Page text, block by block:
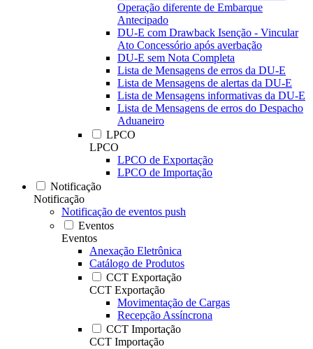
Operação diferente de Embarque
Antecipado
DU-E com Drawback Isenção - Vincular
Ato Concessório após averbação
DU-E sem Nota Completa
Lista de Mensagens de erros da DU-E
Lista de Mensagens de alertas da DU-E
Lista de Mensagens informativas da DU-E
Lista de Mensagens de erros do Despacho
Aduaneiro
LPCO
LPCO
LPCO de Exportação
LPCO de Importação
Notificação
Notificação
Notificação de eventos push
Eventos
Eventos
Anexação Eletrônica
Catálogo de Produtos
CCT Exportação
CCT Exportação
Movimentação de Cargas
Recepção Assíncrona
CCT Importação
CCT Importação